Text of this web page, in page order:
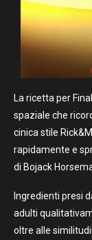
La ricetta per
spaziale che
cinica stile
rapidamente e
di Bojack
Ingredienti presi
adulti
oltre alle